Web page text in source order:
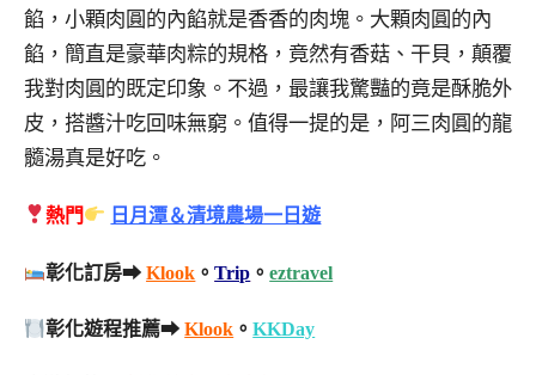
餡，小顆肉圓的內餡就是香香的肉塊。大顆肉圓的內
餡，簡直是豪華肉粽的規格，竟然有香菇、干貝，顛覆
我對肉圓的既定印象。不過，最讓我驚豔的竟是酥脆外
皮，搭醬汁吃回味無窮。值得一提的是，阿三肉圓的龍
髓湯真是好吃。
熱門 日月潭＆清境農場一日遊
彰化訂房➡Klook 。Trip 。eztravel
彰化遊程推薦➡Klook 。KKDay